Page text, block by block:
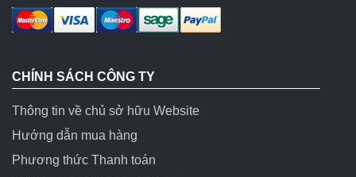
CHÍNH SÁCH CÔNG TY
Thông tin về chủ sở hữu Website
Hướng dẫn mua hàng
Phương thức Thanh toán